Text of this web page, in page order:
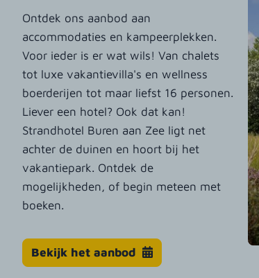
Ontdek ons aanbod aan
accommodaties en kampeerplekken.
Voor ieder is er wat wils! Van chalets
tot luxe vakantievilla's en wellness
boerderijen tot maar liefst 16 personen.
Liever een hotel? Ook dat kan!
Strandhotel Buren aan Zee ligt net
achter de duinen en hoort bij het
vakantiepark. Ontdek de
mogelijkheden, of begin meteen met
boeken.
Bekijk het aanbod